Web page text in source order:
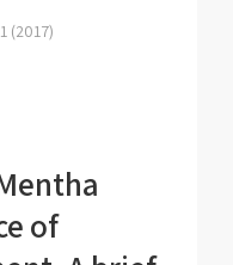
(2017)
of